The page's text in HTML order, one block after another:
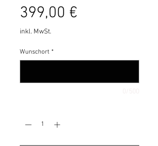
399,00 €
inkl. MwSt.
Wunschort *